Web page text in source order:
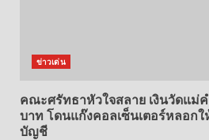
ข่าวเด่น
คณะศรัทธาหัวใจสลาย เงินวัดแม่
บาท โดนแก๊งคอลเซ็นเตอร์หลอก
บัญชี